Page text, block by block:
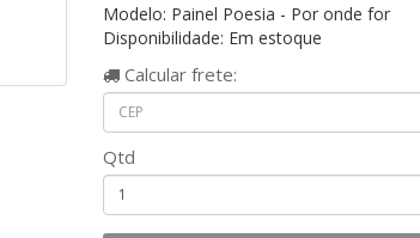
Modelo: Painel Poesia - Por onde for
Disponibilidade: Em estoque
Calcular frete:
Qtd